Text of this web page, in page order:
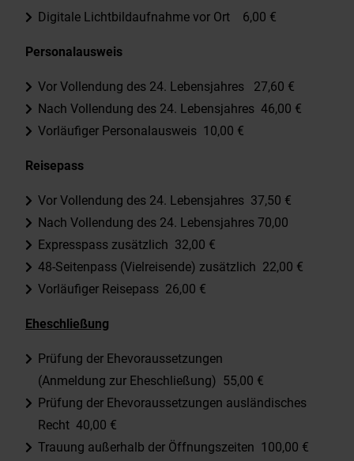
Digitale Lichtbildaufnahme vor Ort 6,00 €
Personalausweis
Vor Vollendung des 24. Lebensjahres 27,60 €
Nach Vollendung des 24. Lebensjahres 46,00 €
Vorläufiger Personalausweis 10,00 €
Reisepass
Vor Vollendung des 24. Lebensjahres 37,50 €
Nach Vollendung des 24. Lebensjahres 70,00
Expresspass zusätzlich 32,00 €
48-Seitenpass (Vielreisende) zusätzlich 22,00 €
Vorläufiger Reisepass 26,00 €
Eheschließung
Prüfung der Ehevoraussetzungen
(Anmeldung zur Eheschließung) 55,00 €
Prüfung der Ehevoraussetzungen ausländisches
Recht 40,00 €
Trauung außerhalb der Öffnungszeiten 100,00 €